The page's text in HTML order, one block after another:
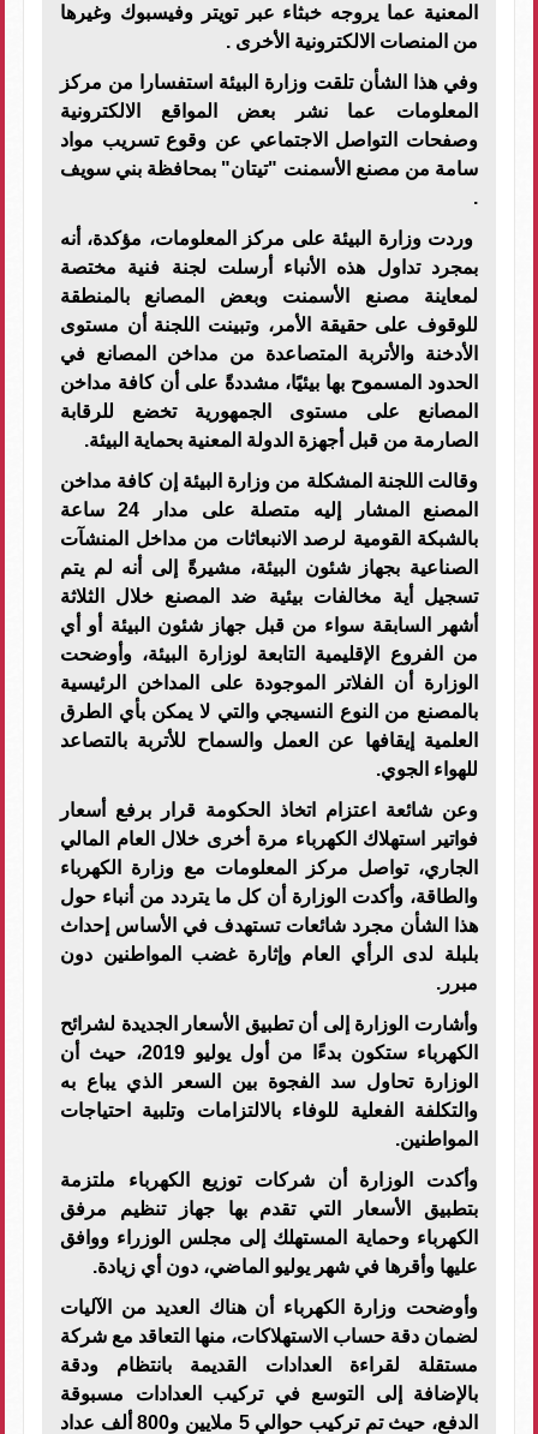
المعنية عما يروجه خبثاء عبر تويتر وفيسبوك وغيرها
من المنصات الالكترونية الأخرى .
وفي هذا الشأن تلقت وزارة البيئة استفسارا من مركز
المعلومات عما نشر بعض المواقع الالكترونية
وصفحات التواصل الاجتماعي عن وقوع تسريب مواد
سامة من مصنع الأسمنت "تيتان" بمحافظة بني سويف
.
وردت وزارة البيئة على مركز المعلومات، مؤكدة، أنه
بمجرد تداول هذه الأنباء أرسلت لجنة فنية مختصة
لمعاينة مصنع الأسمنت وبعض المصانع بالمنطقة
للوقوف على حقيقة الأمر، وتبينت اللجنة أن مستوى
الأدخنة والأتربة المتصاعدة من مداخن المصانع في
الحدود المسموح بها بيئيًا، مشددةً على أن كافة مداخن
المصانع على مستوى الجمهورية تخضع للرقابة
الصارمة من قبل أجهزة الدولة المعنية بحماية البيئة.
وقالت اللجنة المشكلة من وزارة البيئة إن كافة مداخن
المصنع المشار إليه متصلة على مدار 24 ساعة
بالشبكة القومية لرصد الانبعاثات من مداخل المنشآت
الصناعية بجهاز شئون البيئة، مشيرةً إلى أنه لم يتم
تسجيل أية مخالفات بيئية ضد المصنع خلال الثلاثة
أشهر السابقة سواء من قبل جهاز شئون البيئة أو أي
من الفروع الإقليمية التابعة لوزارة البيئة، وأوضحت
الوزارة أن الفلاتر الموجودة على المداخن الرئيسية
بالمصنع من النوع النسيجي والتي لا يمكن بأي الطرق
العلمية إيقافها عن العمل والسماح للأتربة بالتصاعد
للهواء الجوي.
وعن شائعة اعتزام اتخاذ الحكومة قرار برفع أسعار
فواتير استهلاك الكهرباء مرة أخرى خلال العام المالي
الجاري، تواصل مركز المعلومات مع وزارة الكهرباء
والطاقة، وأكدت الوزارة أن كل ما يتردد من أنباء حول
هذا الشأن مجرد شائعات تستهدف في الأساس إحداث
بلبلة لدى الرأي العام وإثارة غضب المواطنين دون
مبرر .
وأشارت الوزارة إلى أن تطبيق الأسعار الجديدة لشرائح
الكهرباء ستكون بدءًا من أول يوليو 2019، حيث أن
الوزارة تحاول سد الفجوة بين السعر الذي يباع به
والتكلفة الفعلية للوفاء بالالتزامات وتلبية احتياجات
المواطنين.
وأكدت الوزارة أن شركات توزيع الكهرباء ملتزمة
بتطبيق الأسعار التي تقدم بها جهاز تنظيم مرفق
الكهرباء وحماية المستهلك إلى مجلس الوزراء ووافق
عليها وأقرها في شهر يوليو الماضي، دون أي زيادة.
وأوضحت وزارة الكهرباء أن هناك العديد من الآليات
لضمان دقة حساب الاستهلاكات، منها التعاقد مع شركة
مستقلة لقراءة العدادات القديمة بانتظام ودقة
بالإضافة إلى التوسع في تركيب العدادات مسبوقة
الدفع، حيث تم تركيب حوالي 5 ملايين و800 ألف عداد